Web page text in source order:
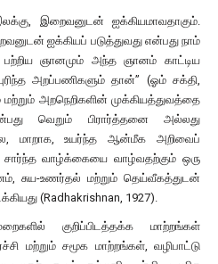
இறைவனுடன் ஐக்கியமாவதாகும்.
ஐக்கியப் படுத்துவது என்பது நாம்
பற்றிய ஞானமும் அந்த ஞானம் காட்டிய
அறப்பணிகளும் தான்” (ஓம் சக்தி,
மற்றும் அறநெறிகளின் முக்கியத்துவத்தை
என்பது வெறும் பிரார்த்தனை அல்லது
மாறாக, உயர்ந்த ஆன்மீக அறிவைப்
சார்ந்த வாழ்க்கையை வாழ்வதற்கும் ஒரு
சுய-உணர்தல் மற்றும் தெய்வீகத்துடன்
(Radhakrishnan, 1927).
குறிப்பிடத்தக்க மாற்றங்கள்
மற்றும் சமூக மாற்றங்கள், வழிபாட்டு